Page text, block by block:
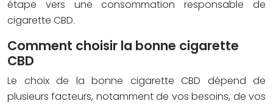
étape vers une consommation responsable de
cigarette CBD.
Comment choisir la bonne cigarette
CBD
Le choix de la bonne cigarette CBD dépend de
plusieurs facteurs, notamment de vos besoins, de vos